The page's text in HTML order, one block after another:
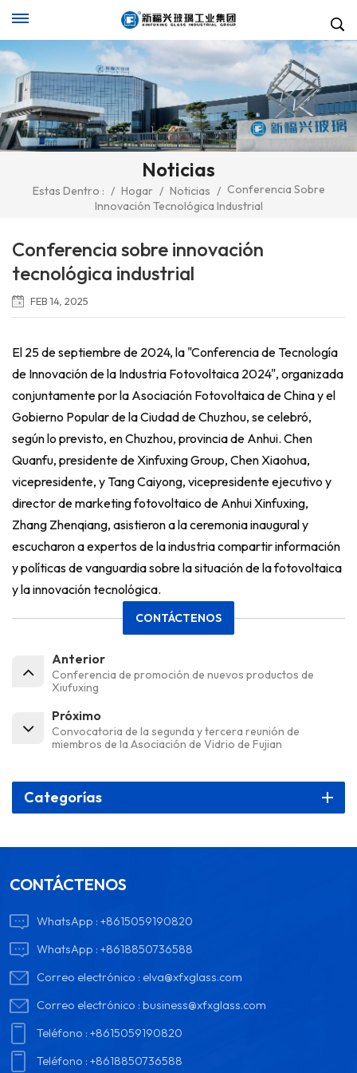
Noticias
Estas Dentro : / Hogar / Noticias / Conferencia Sobre
Innovación Tecnológica Industrial
Conferencia sobre innovación
tecnológica industrial
FEB 14, 2025
El 25 de septiembre de 2024, la "Conferencia de Tecnología
de Innovación de la Industria Fotovoltaica 2024", organizada
conjuntamente por la Asociación Fotovoltaica de China y el
Gobierno Popular de la Ciudad de Chuzhou, se celebró,
según lo previsto, en Chuzhou, provincia de Anhui. Chen
Quanfu, presidente de Xinfuxing Group, Chen Xiaohua,
vicepresidente, y Tang Caiyong, vicepresidente ejecutivo y
director de marketing fotovoltaico de Anhui Xinfuxing,
Zhang Zhenqiang, asistieron a la ceremonia inaugural y
escucharon a expertos de la industria compartir información
y políticas de vanguardia sobre la situación de la fotovoltaica
y la innovación tecnológica.
CONTÁCTENOS
Anterior
Conferencia de promoción de nuevos productos de
Xiufuxing
Próximo
Convocatoria de la segunda y tercera reunión de
miembros de la Asociación de Vidrio de Fujian
Categorías
CONTÁCTENOS
WhatsApp :+8615059190820
WhatsApp :+8618850736588
Correo electrónico : elva@xfxglass.com
Correo electrónico :business@xfxglass.com
Teléfono :+8615059190820
Teléfono :+8618850736588